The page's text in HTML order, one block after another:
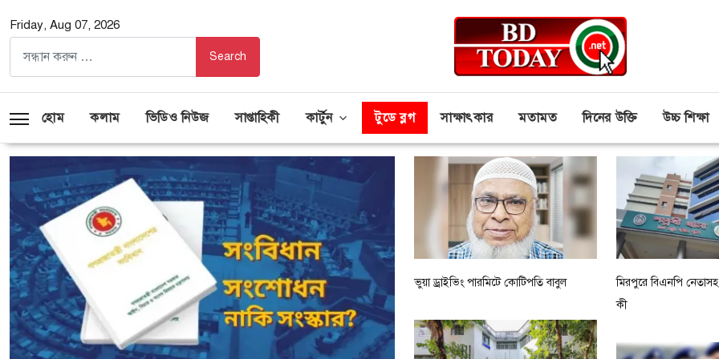
Friday, Aug 07, 2026
হোম কলাম ভিডিও নিউজ সাপ্তাহিকী কার্টুন টুডে ব্লগ সাক্ষাৎকার মতামত দিনের উক্তি উচ্চ শিক্ষা
ভুয়া ড্রাইভিং পারমিটে কোটিপতি বাবুল
মিরপুরে বিএনপি
কী